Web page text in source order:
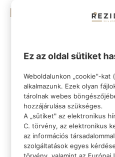
Miért jelent ez
akár 2–3 millió Ft
alapfelszereltség
komfortosabb belső
árnyékolás nyáron
energiahatékonyság
hűtési igény
azonnali
kész rendszer
értéknövelő megoldás
Ez az oldal sütiket
Weboldalunkon „cookie"-kat
alkalmazunk. Ezek olyan
tárolnak webes
hozzájárulása szükséges.
A „sütiket" az elektronikus
C. törvény, az elektronikus
az információs
szolgáltatások egyes
törvény, valamint az Európai